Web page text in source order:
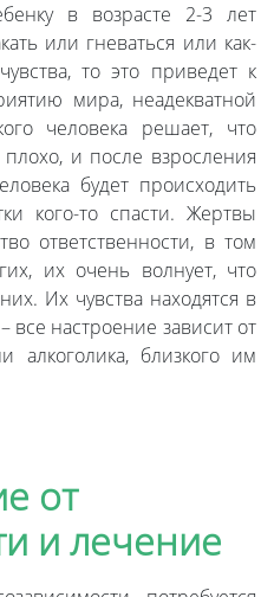
в возрасте 2-3 лет
или гневаться или как-
то это приведет к
мира, неадекватной
человека решает, что
и после взросления
будет происходить
кого-то спасти. Жертвы
ответственности, в том
их очень волнует, что
Их чувства находятся в
настроение зависит от
алкоголика, близкого им
от
и лечение